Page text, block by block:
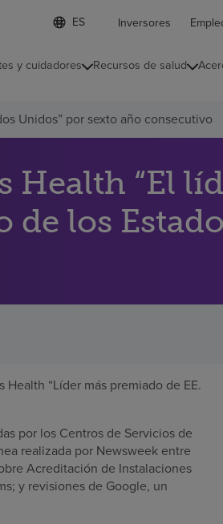
Lista
de
contraída
d
o
e
l
c
i
o
n
Inversores
y cuidadores Recursos de salud
Unidos” por sexto año consecutivo
Health “El
los
“Líder más premiado de EE.
por los Centros de Servicios de
realizada por Newsweek entre
Acreditación de Instalaciones
y revisiones de Google, un